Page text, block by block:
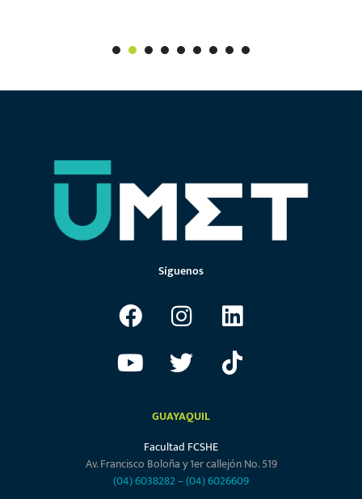
1
Síguenos
GUAYAQUIL
Facultad FCSHE
Av. Francisco Boloña y 1er callejón No. 519
(04) 6038282–(04) 6026609